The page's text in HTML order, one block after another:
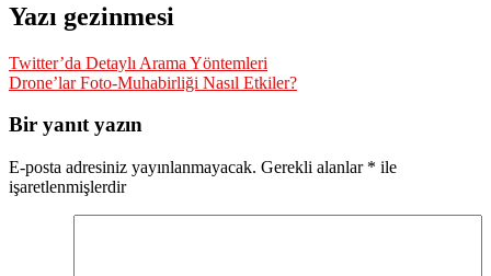
Yazı gezinmesi
Twitter’da Detaylı Arama Yöntemleri
Drone’lar Foto-Muhabirliği Nasıl Etkiler?
Bir yanıt yazın
E-posta adresiniz yayınlanmayacak. Gerekli alanlar * ile
işaretlenmişlerdir